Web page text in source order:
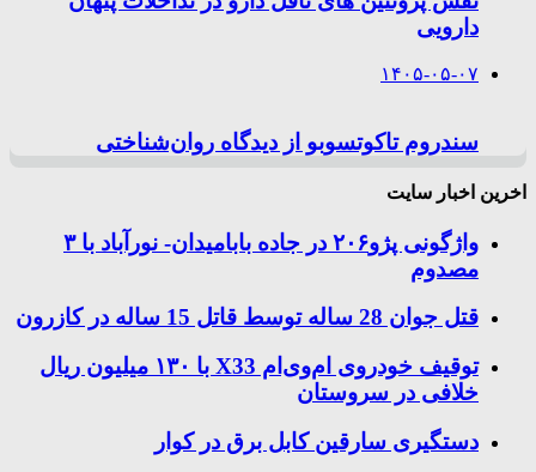
دارویی
۱۴۰۵-۰۵-۰۷
سندروم تاکوتسوبو از دیدگاه روان‌شناختی
اخرین اخبار سایت
واژگونی پژو۲۰۶ در جاده بابامیدان- نورآباد با ۳
مصدوم
قتل جوان 28 ساله توسط قاتل 15 ساله در کازرون
توقیف خودروی ام‌وی‌ام X33 با ۱۳۰ میلیون ریال
خلافی در سروستان
دستگیری سارقین کابل برق در کوار